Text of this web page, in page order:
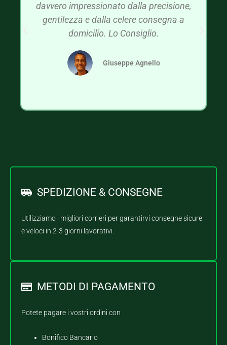
davvero impressionato dalla precisione,
gentilezza e dalla celere consegna a
domicilio. Lo Consiglio.
Giuseppe Agnello
SPEDIZIONE & CONSEGNE
Utilizziamo i migliori corrieri per garantirvi consegne sicure
e veloci in 2-3 giorni lavorativi.
METODI DI PAGAMENTO
Potete pagare i vostri ordini con
Bonifico Bancario